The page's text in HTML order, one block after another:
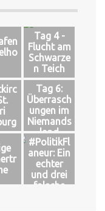
Tag 4 -
Flucht am
Schwarze
n Teich
Tag 6:
Überrasch
ungen im
Niemands
land
#PolitikFl
aneur: Ein
echter
und drei
falsche